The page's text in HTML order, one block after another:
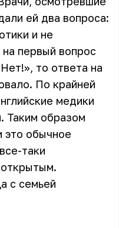
ей два вопроса:
и не
первый вопрос
то ответа на
По крайней
медики
Таким образом
это обычное
таки
с семьей